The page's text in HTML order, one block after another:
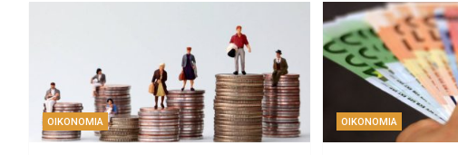
ΟΙΚΟΝΟΜΙΑ ΟΙΚΟΝΟΜΙΑ